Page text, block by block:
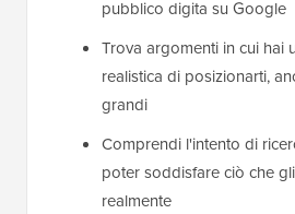
pubblico digita su Google
Trova argomenti in cui hai
realistica di posizionarti,
grandi
Comprendi l'intento di
poter soddisfare ciò che
realmente